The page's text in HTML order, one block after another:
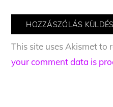
This site uses Akismet to
your comment data is